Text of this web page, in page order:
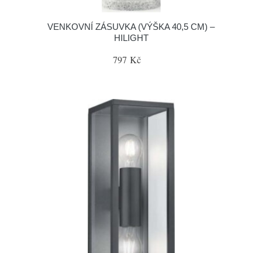
VENKOVNÍ ZÁSUVKA (VÝŠKA 40,5 CM) –
HILIGHT
797 Kč